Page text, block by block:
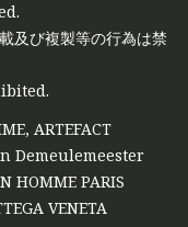
及び複製等の行為は禁
ARTEFACT
Demeulemeester
HOMME PARIS
VENETA